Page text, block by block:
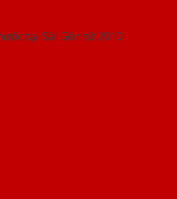
tại Sài Gòn từ 2010